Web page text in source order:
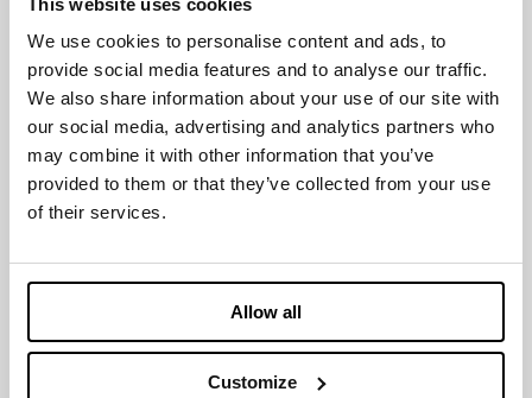
We use cookies to personalise content and ads, to
provide social media features and to analyse our traffic.
We also share information about your use of our site with
our social media, advertising and analytics partners who
may combine it with other information that you’ve
provided to them or that they’ve collected from your use
of their services.
Allow all
Customize
LIGHTWEIGHT
Certificazioni & Premi